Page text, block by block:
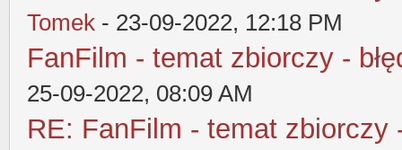
Tomek - 23-09-2022, 12:18 PM
FanFilm - temat zbiorczy -
25-09-2022, 08:09 AM
RE: FanFilm - temat zbiorczy